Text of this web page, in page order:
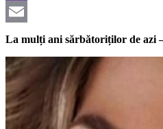
Viber
Email
La mulți ani sărbătoriților de azi